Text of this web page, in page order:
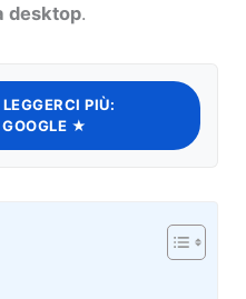
desktop.
PIÙ:
★